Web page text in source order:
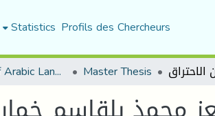
Statistics Profils des Chercheurs
Department of Arabic Language and Literature Master Thesis